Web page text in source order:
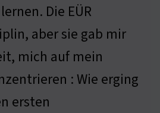
Die EÜR
aber sie gab mir
mich auf mein
: Wie erging
ersten